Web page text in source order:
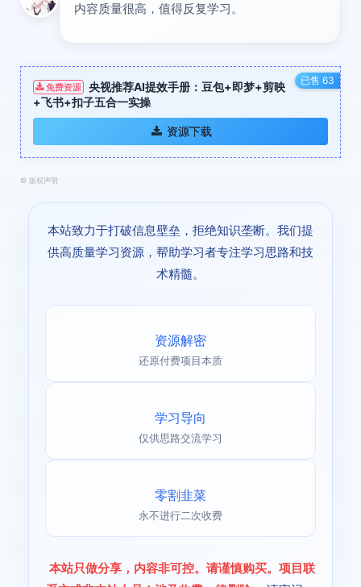
内容质量很高，值得反复学习。
已售 63
免费资源
央视推荐AI提效手册：豆包+即梦+剪映
+飞书+扣子五合一实操
资源下载
© 版权声明
本站致力于打破信息壁垒，拒绝知识垄断。我们提
供高质量学习资源，帮助学习者专注学习思路和技
术精髓。
资源解密
还原付费项目本质
学习导向
仅供思路交流学习
零割韭菜
永不进行二次收费
本站只做分享，内容非可控。请谨慎购买。项目联